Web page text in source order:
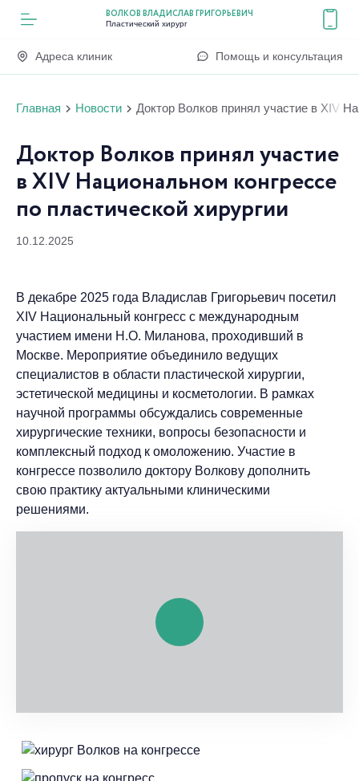
ВОЛКОВ ВЛАДИСЛАВ ГРИГОРЬЕВИЧ
Пластический хирург
Адреса клиник Помощь и консультация
Главная Новости Доктор Волков принял участие в XIV
Доктор Волков принял участие
в XIV Национальном конгрессе
по пластической хирургии
10.12.2025
В декабре 2025 года Владислав Григорьевич посетил
XIV Национальный конгресс с международным
участием имени Н.О. Миланова, проходивший в
Москве. Мероприятие объединило ведущих
специалистов в области пластической хирургии,
эстетической медицины и косметологии. В рамках
научной программы обсуждались современные
хирургические техники, вопросы безопасности и
комплексный подход к омоложению. Участие в
конгрессе позволило доктору Волкову дополнить
свою практику актуальными клиническими
решениями.